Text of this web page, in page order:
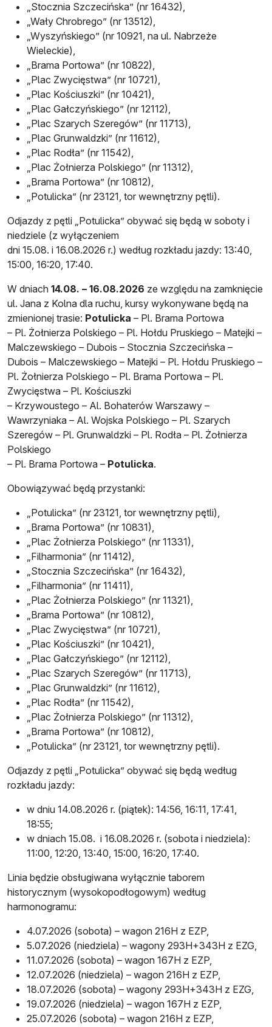
„Stocznia Szczecińska” (nr 16432),
„Wały Chrobrego” (nr 13512),
„Wyszyńskiego” (nr 10921, na ul. Nabrzeże
Wieleckie),
„Brama Portowa” (nr 10822),
„Plac Zwycięstwa” (nr 10721),
„Plac Kościuszki” (nr 10421),
„Plac Gałczyńskiego” (nr 12112),
„Plac Szarych Szeregów” (nr 11713),
„Plac Grunwaldzki” (nr 11612),
„Plac Rodła” (nr 11542),
„Plac Żołnierza Polskiego” (nr 11312),
„Brama Portowa” (nr 10812),
„Potulicka” (nr 23121, tor wewnętrzny pętli).
Odjazdy z pętli „Potulicka” obywać się będą w soboty i
niedziele (z wyłączeniem
dni 15.08. i 16.08.2026 r.) według rozkładu jazdy: 13:40,
15:00, 16:20, 17:40.
W dniach 14.08. – 16.08.2026 ze względu na zamknięcie
ul. Jana z Kolna dla ruchu, kursy wykonywane będą na
zmienionej trasie: Potulicka – Pl. Brama Portowa
– Pl. Żołnierza Polskiego – Pl. Hołdu Pruskiego – Matejki –
Malczewskiego – Dubois – Stocznia Szczecińska –
Dubois – Malczewskiego – Matejki – Pl. Hołdu Pruskiego –
Pl. Żołnierza Polskiego – Pl. Brama Portowa – Pl.
Zwycięstwa – Pl. Kościuszki
– Krzywoustego – Al. Bohaterów Warszawy –
Wawrzyniaka – Al. Wojska Polskiego – Pl. Szarych
Szeregów – Pl. Grunwaldzki – Pl. Rodła – Pl. Żołnierza
Polskiego
– Pl. Brama Portowa – Potulicka.
Obowiązywać będą przystanki:
„Potulicka” (nr 23121, tor wewnętrzny pętli),
„Brama Portowa” (nr 10831),
„Plac Żołnierza Polskiego” (nr 11331),
„Filharmonia” (nr 11412),
„Stocznia Szczecińska” (nr 16432),
„Filharmonia” (nr 11411),
„Plac Żołnierza Polskiego” (nr 11321),
„Brama Portowa” (nr 10812),
„Plac Zwycięstwa” (nr 10721),
„Plac Kościuszki” (nr 10421),
„Plac Gałczyńskiego” (nr 12112),
„Plac Szarych Szeregów” (nr 11713),
„Plac Grunwaldzki” (nr 11612),
„Plac Rodła” (nr 11542),
„Plac Żołnierza Polskiego” (nr 11312),
„Brama Portowa” (nr 10812),
„Potulicka” (nr 23121, tor wewnętrzny pętli).
Odjazdy z pętli „Potulicka” obywać się będą według
rozkładu jazdy:
w dniu 14.08.2026 r. (piątek): 14:56, 16:11, 17:41,
18:55;
w dniach 15.08. i 16.08.2026 r. (sobota i niedziela):
11:00, 12:20, 13:40, 15:00, 16:20, 17:40.
Linia będzie obsługiwana wyłącznie taborem
historycznym (wysokopodłogowym) według
harmonogramu:
4.07.2026 (sobota) – wagon 216H z EZP,
5.07.2026 (niedziela) – wagony 293H+343H z EZG,
11.07.2026 (sobota) – wagon 167H z EZP,
12.07.2026 (niedziela) – wagon 216H z EZP,
18.07.2026 (sobota) – wagony 293H+343H z EZG,
19.07.2026 (niedziela) – wagon 167H z EZP,
25.07.2026 (sobota) – wagon 216H z EZP,